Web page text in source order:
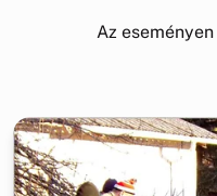
Az